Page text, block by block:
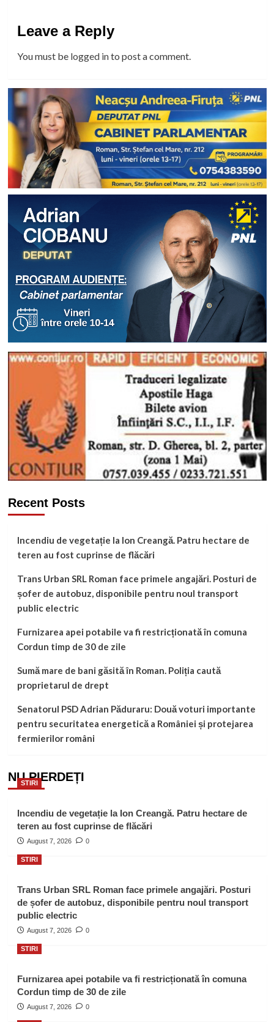
Leave a Reply
You must be logged into post a comment.
Recent Posts
Incendiu de vegetație la Ion Creangă. Patru hectare de
teren au fost cuprinse de flăcări
Trans Urban SRL Roman face primele angajări. Posturi de
șofer de autobuz, disponibile pentru noul transport
public electric
Furnizarea apei potabile va fi restricționată în comuna
Cordun timp de 30 de zile
Sumă mare de bani găsită în Roman. Poliția caută
proprietarul de drept
Senatorul PSD Adrian Păduraru: Două voturi importante
pentru securitatea energetică a României și protejarea
fermierilor români
NU PIERDEȚI
STIRI
Incendiu de vegetație la Ion Creangă. Patru hectare de
teren au fost cuprinse de flăcări
August 7, 2026 0
STIRI
Trans Urban SRL Roman face primele angajări. Posturi
de șofer de autobuz, disponibile pentru noul transport
public electric
August 7, 2026 0
STIRI
Furnizarea apei potabile va fi restricționată în comuna
Cordun timp de 30 de zile
August 7, 2026 0